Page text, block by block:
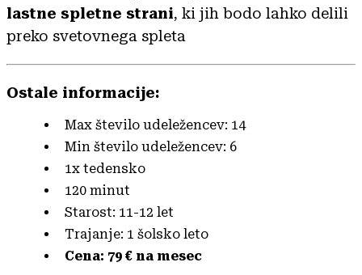
lastne spletne strani, ki jih bodo lahko delili
preko svetovnega spleta
Ostale informacije:
Max število udeležencev: 14
Min število udeležencev: 6
1x tedensko
120 minut
Starost: 11-12 let
Trajanje: 1 šolsko leto
Cena: 79 € na mesec